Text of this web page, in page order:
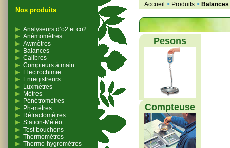
Nos produits
Analyseurs d’o2 et co2
Anémomètres
Awmètres
Balances
Calibres
Compteurs à main
Electrochimie
Enregistreurs
Luxmètres
Mètres
Pénétromètres
Ph-mètres
Réfractomètres
Station-Météo
Test bouchons
Thermomètres
Thermo-hygromètres
Accueil > Produits > Balances
Pesons
Compteuse